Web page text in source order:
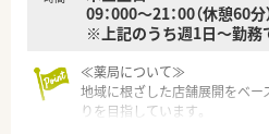
09：000～21：00（休憩60分
※上記のうち週1日～勤務
≪薬局について≫
地域に根ざした店舗展開をベー
りを目指しています。